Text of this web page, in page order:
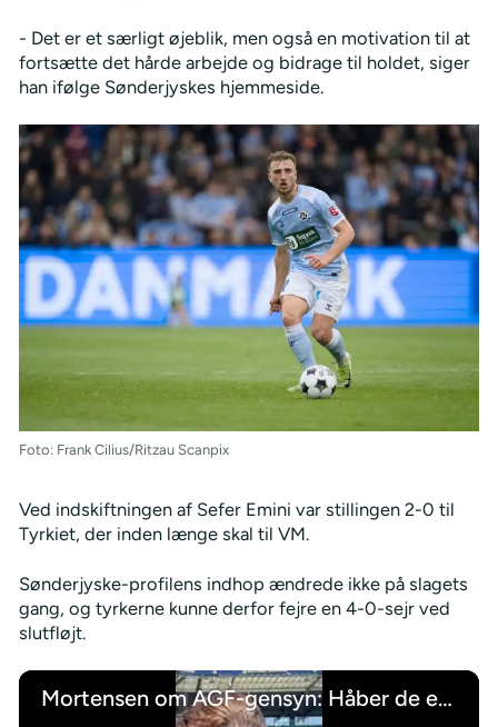
- Det er et særligt øjeblik, men også en motivation til at
fortsætte det hårde arbejde og bidrage til holdet, siger
han ifølge Sønderjyskes hjemmeside.
Foto: Frank Cilius/Ritzau Scanpix
Ved indskiftningen af Sefer Emini var stillingen 2-0 til
Tyrkiet, der inden længe skal til VM.
Sønderjyske-profilens indhop ændrede ikke på slagets
gang, og tyrkerne kunne derfor fejre en 4-0-sejr ved
slutfløjt.
Mortensen om AGF-gensyn: Håber de er søde ved mig